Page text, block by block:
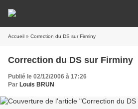
Accueil » Correction du DS sur Firminy
Correction du DS sur Firminy
Publié le 02/12/2006 à 17:26
Par Louis BRUN